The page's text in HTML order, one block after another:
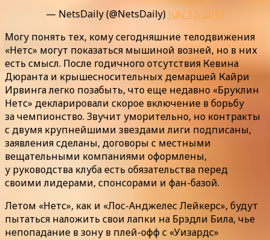
— NetsDaily (@NetsDaily) July 13, 2018
Могу понять тех, кому сегодняшние телодвижения
«Нетс» могут показаться мышиной возней, но в них
есть смысл. После годичного отсутствия Кевина
Дюранта и крышесносительных демаршей Кайри
Ирвинга легко позабыть, что еще недавно «Бруклин
Нетс» декларировали скорое включение в борьбу
за чемпионство. Звучит уморительно, но контракты
с двумя крупнейшими звездами лиги подписаны,
заявления сделаны, договоры с местными
вещательными компаниями оформлены,
у руководства клуба есть обязательства перед
своими лидерами, спонсорами и фан-базой.
Летом «Нетс», как и «Лос-Анджелес Лейкерс», будут
пытаться наложить свои лапки на Брэдли Била, чье
непопадание в зону в плей-офф с «Уизардс»